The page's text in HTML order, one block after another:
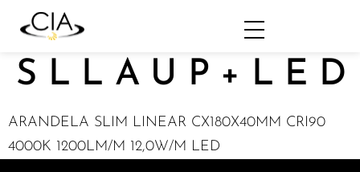
ARANDELA SLIM LINEAR CX180X40MM CRI90
4000K 1200LM/M 12,0W/M LED